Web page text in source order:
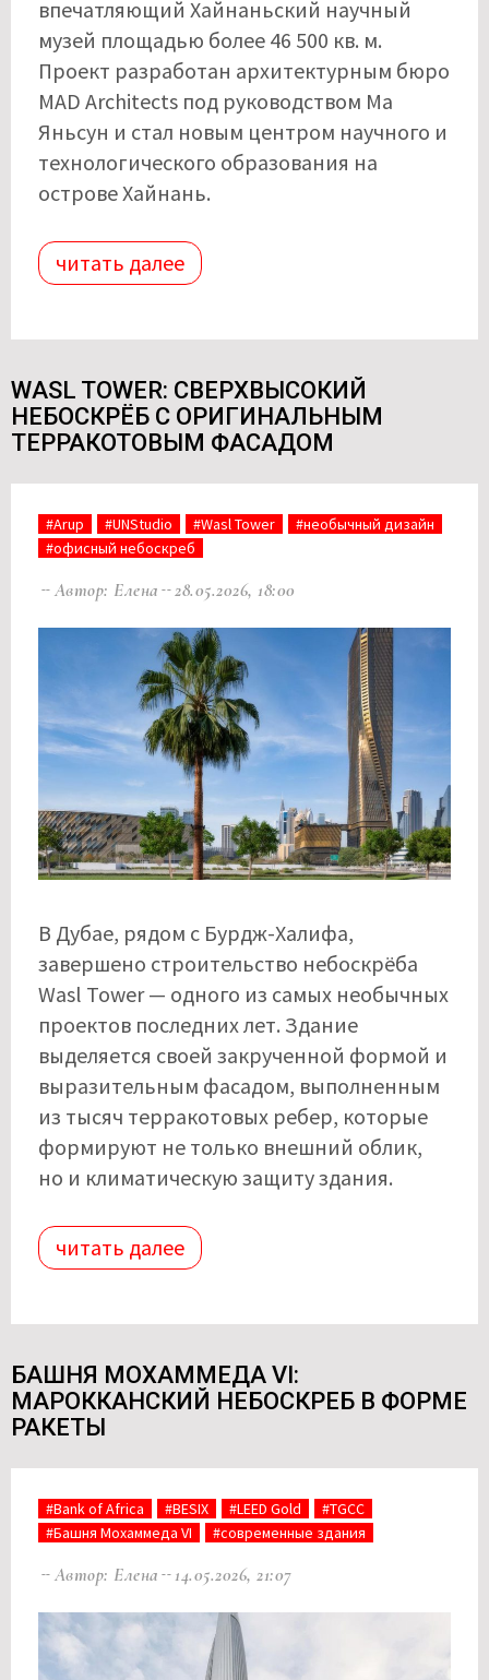
впечатляющий Хайнаньский научный
музей площадью более 46 500 кв. м.
Проект разработан архитектурным бюро
MAD Architects под руководством Ма
Яньсун и стал новым центром научного и
технологического образования на
острове Хайнань.
читать далее
WASL TOWER: СВЕРХВЫСОКИЙ
НЕБОСКРЁБ С ОРИГИНАЛЬНЫМ
ТЕРРАКОТОВЫМ ФАСАДОМ
#Arup #UNStudio #Wasl Tower
#необычный дизайн
#офисный небоскреб
Автор: Елена 28.05.2026, 18:00
В Дубае, рядом с Бурдж-Халифа,
завершено строительство небоскрёба
Wasl Tower — одного из самых необычных
проектов последних лет. Здание
выделяется своей закрученной формой и
выразительным фасадом, выполненным
из тысяч терракотовых ребер, которые
формируют не только внешний облик,
но и климатическую защиту здания.
читать далее
БАШНЯ МОХАММЕДА VI:
МАРОККАНСКИЙ НЕБОСКРЕБ В ФОРМЕ
РАКЕТЫ
#Bank of Africa #BESIX #LEED Gold
#TGCC
#Башня Мохаммеда VI
#современные здания
Автор: Елена 14.05.2026, 21:07